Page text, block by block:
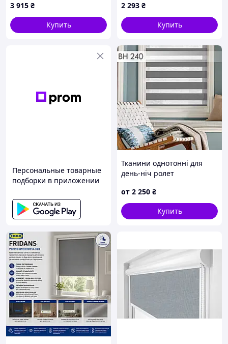
активации действий и
сценариев - WiFi/Bluetooth
3 915 ₴
Купить
Салатовая
2 293 ₴
Купить
Персональные товарные
подборки в приложении
Тканини однотонні для
день-ніч ролет
от 2 250 ₴
Купить